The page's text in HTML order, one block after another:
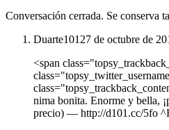
Conversación cerrada. Se conserva
Duarte101 27 de octubre de
<span
nima bonita. Enorme y bella,
precio) — http://d101.cc/5fo